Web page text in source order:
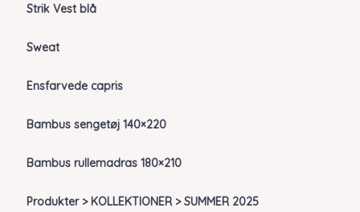
Strik Vest blå
Sweat
Ensfarvede capris
Bambus sengetøj 140×220
Bambus rullemadras 180×210
Produkter > KOLLEKTIONER > SUMMER 2025